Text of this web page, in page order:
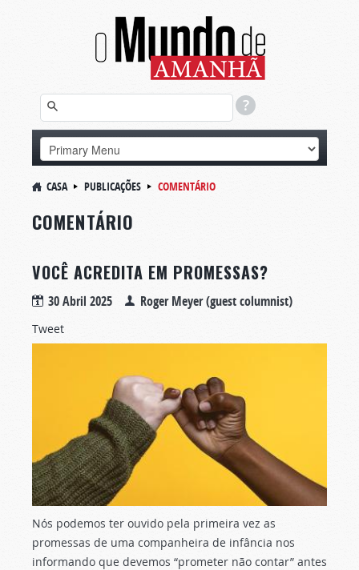
CASA PUBLICAÇÕES COMENTÁRIO
COMENTÁRIO
VOCÊ ACREDITA EM PROMESSAS?
30 Abril 2025 Roger Meyer (guest columnist)
Tweet
Nós podemos ter ouvido pela primeira vez as
promessas de uma companheira de infância nos
informando que devemos “prometer não contar” antes